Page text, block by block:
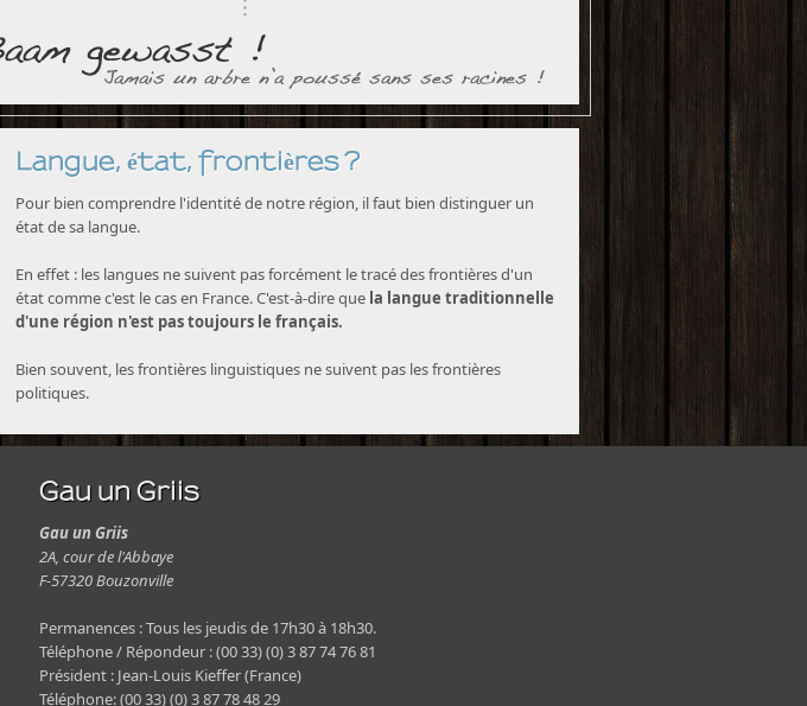
Langue, état, frontières ?
Pour bien comprendre l'identité de notre région, il faut bien distinguer un
état de sa langue.
En effet : les langues ne suivent pas forcément le tracé des frontières d'un
état comme c'est le cas en France. C'est-à-dire que la langue traditionnelle
d'une région n'est pas toujours le français.
Bien souvent, les frontières linguistiques ne suivent pas les frontières
politiques.
Gau un Griis
Gau un Griis
2A, cour de l'Abbaye
F-57320 Bouzonville
Permanences : Tous les jeudis de 17h30 à 18h30.
Téléphone / Répondeur : (00 33) (0) 3 87 74 76 81
Président : Jean-Louis Kieffer (France)
Téléphone: (00 33) (0) 3 87 78 48 29